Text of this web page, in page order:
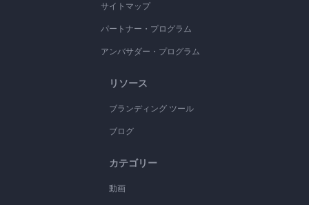
サイトマップ
パートナー・プログラム
アンバサダー・プログラム
リソース
ブランディング ツール
ブログ
カテゴリー
動画